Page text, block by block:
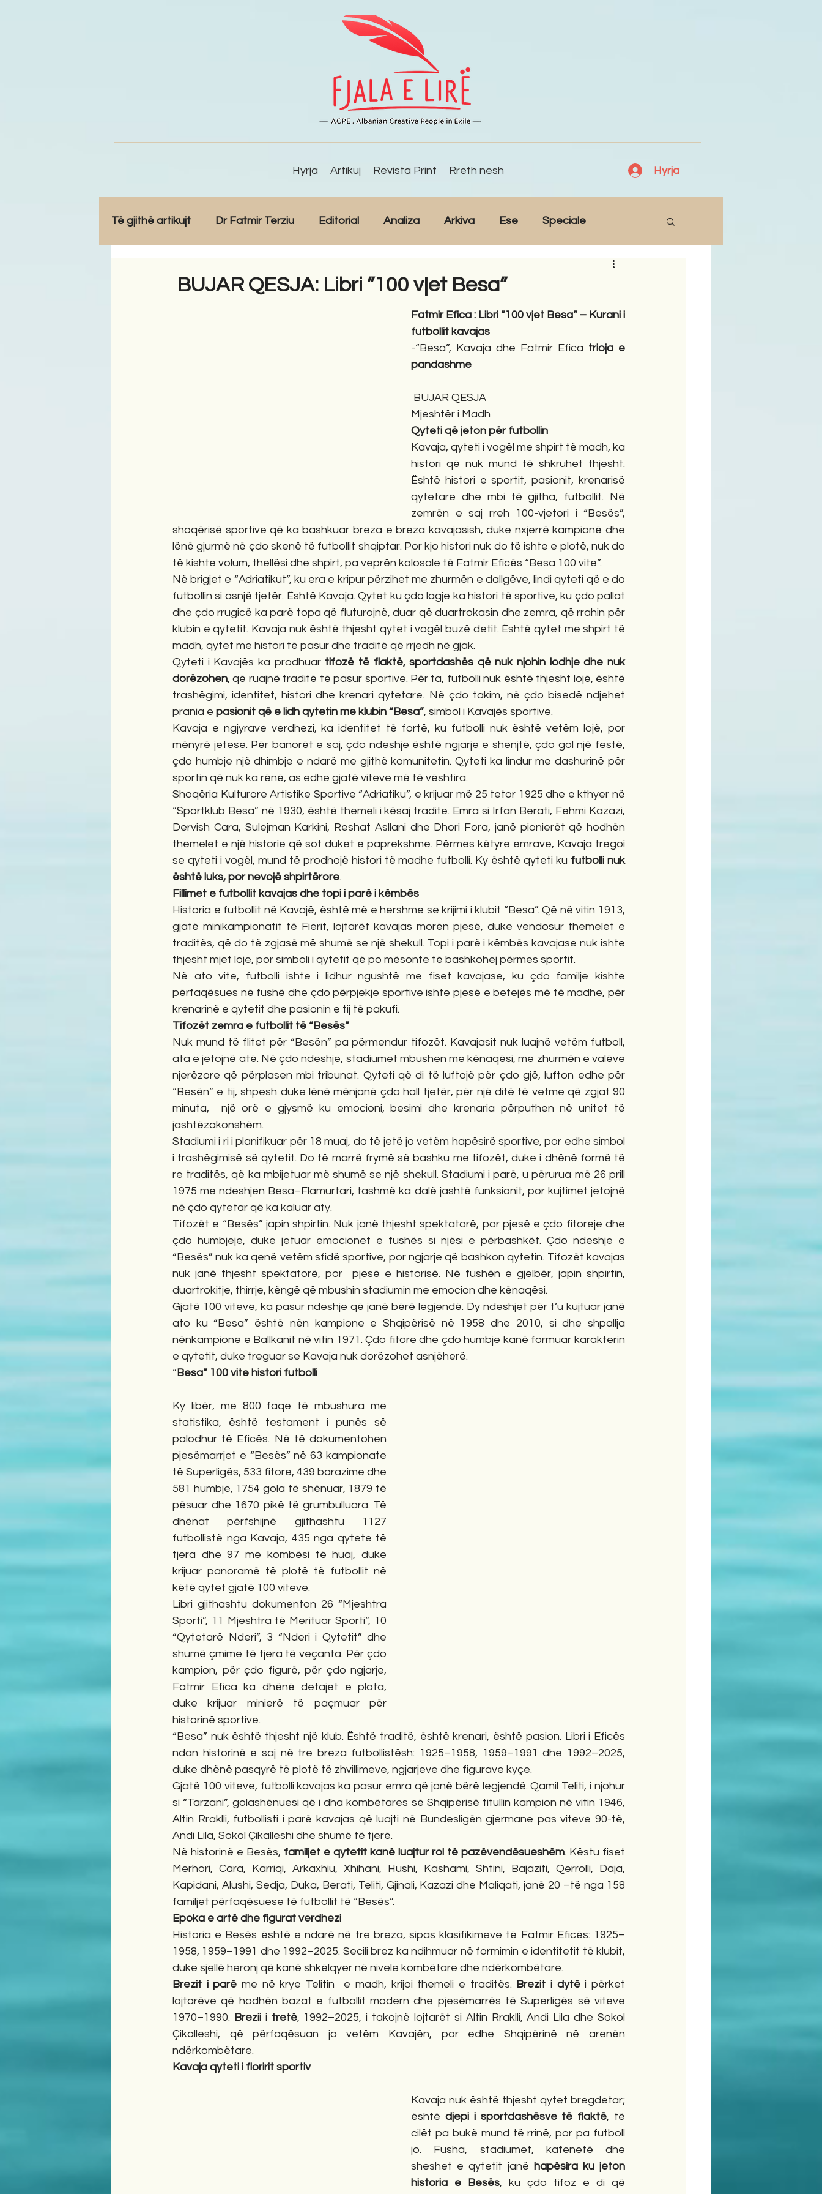
Hyrja Artikuj Revista Print Rreth nesh Hyrja
Të gjithë artikujt Dr Fatmir Terziu Editorial Analiza Arkiva Ese Speciale
Romane English Përkthime
BUJAR QESJA: Libri ”100 vjet Besa”
Fatmir Efica : Libri ”100 vjet Besa” – Kurani i
futbollit kavajas
-“Besa”, Kavaja dhe Fatmir Efica trioja e
pandashme
BUJAR QESJA
Mjeshtër i Madh
Qyteti që jeton për futbollin
Kavaja, qyteti i vogël me shpirt të madh, ka
histori që nuk mund të shkruhet thjesht.
Është histori e sportit, pasionit, krenarisë
qytetare dhe mbi të gjitha, futbollit. Në
zemrën e saj rreh 100-vjetori i “Besës”,
shoqërisë sportive që ka bashkuar breza e breza kavajasish, duke nxjerrë kampionë dhe
lënë gjurmë në çdo skenë të futbollit shqiptar. Por kjo histori nuk do të ishte e plotë, nuk do
të kishte volum, thellësi dhe shpirt, pa veprën kolosale të Fatmir Eficës “Besa 100 vite”.
Në brigjet e “Adriatikut”, ku era e kripur përzihet me zhurmën e dallgëve, lindi qyteti që e do
futbollin si asnjë tjetër. Është Kavaja. Qytet ku çdo lagje ka histori të sportive, ku çdo pallat
dhe çdo rrugicë ka parë topa që fluturojnë, duar që duartrokasin dhe zemra, që rrahin për
klubin e qytetit. Kavaja nuk është thjesht qytet i vogël buzë detit. Është qytet me shpirt të
madh, qytet me histori të pasur dhe traditë që rrjedh në gjak.
Qyteti i Kavajës ka prodhuar tifozë të flaktë, sportdashës që nuk njohin lodhje dhe nuk
dorëzohen, që ruajnë traditë të pasur sportive. Për ta, futbolli nuk është thjesht lojë, është
trashëgimi, identitet, histori dhe krenari qytetare. Në çdo takim, në çdo bisedë ndjehet
prania e pasionit që e lidh qytetin me klubin “Besa”, simbol i Kavajës sportive.
Kavaja e ngjyrave verdhezi, ka identitet të fortë, ku futbolli nuk është vetëm lojë, por
mënyrë jetese. Për banorët e saj, çdo ndeshje është ngjarje e shenjtë, çdo gol një festë,
çdo humbje një dhimbje e ndarë me gjithë komunitetin. Qyteti ka lindur me dashurinë për
sportin që nuk ka rënë, as edhe gjatë viteve më të vështira.
Shoqëria Kulturore Artistike Sportive “Adriatiku”, e krijuar më 25 tetor 1925 dhe e kthyer në
“Sportklub Besa” në 1930, është themeli i kësaj tradite. Emra si Irfan Berati, Fehmi Kazazi,
Dervish Cara, Sulejman Karkini, Reshat Asllani dhe Dhori Fora, janë pionierët që hodhën
themelet e një historie që sot duket e paprekshme. Përmes këtyre emrave, Kavaja tregoi
se qyteti i vogël, mund të prodhojë histori të madhe futbolli. Ky është qyteti ku futbolli nuk
është luks, por nevojë shpirtërore.
Fillimet e futbollit kavajas dhe topi i parë i këmbës
Historia e futbollit në Kavajë, është më e hershme se krijimi i klubit “Besa”. Që në vitin 1913,
gjatë minikampionatit të Fierit, lojtarët kavajas morën pjesë, duke vendosur themelet e
traditës, që do të zgjasë më shumë se një shekull. Topi i parë i këmbës kavajase nuk ishte
thjesht mjet loje, por simboli i qytetit që po mësonte të bashkohej përmes sportit.
Në ato vite, futbolli ishte i lidhur ngushtë me fiset kavajase, ku çdo familje kishte
përfaqësues në fushë dhe çdo përpjekje sportive ishte pjesë e betejës më të madhe, për
krenarinë e qytetit dhe pasionin e tij të pakufi.
Tifozët zemra e futbollit të “Besës”
Nuk mund të flitet për “Besën” pa përmendur tifozët. Kavajasit nuk luajnë vetëm futboll,
ata e jetojnë atë. Në çdo ndeshje, stadiumet mbushen me kënaqësi, me zhurmën e valëve
njerëzore që përplasen mbi tribunat. Qyteti që di të luftojë për çdo gjë, lufton edhe për
“Besën” e tij, shpesh duke lënë mënjanë çdo hall tjetër, për një ditë të vetme që zgjat 90
minuta,  një orë e gjysmë ku emocioni, besimi dhe krenaria përputhen në unitet të
jashtëzakonshëm.
Stadiumi i ri i planifikuar për 18 muaj, do të jetë jo vetëm hapësirë sportive, por edhe simbol
i trashëgimisë së qytetit. Do të marrë frymë së bashku me tifozët, duke i dhënë formë të
re traditës, që ka mbijetuar më shumë se një shekull. Stadiumi i parë, u përurua më 26 prill
1975 me ndeshjen Besa–Flamurtari, tashmë ka dalë jashtë funksionit, por kujtimet jetojnë
në çdo qytetar që ka kaluar aty.
Tifozët e “Besës” japin shpirtin. Nuk janë thjesht spektatorë, por pjesë e çdo fitoreje dhe
çdo humbjeje, duke jetuar emocionet e fushës si njësi e përbashkët. Çdo ndeshje e
“Besës” nuk ka qenë vetëm sfidë sportive, por ngjarje që bashkon qytetin. Tifozët kavajas
nuk janë thjesht spektatorë, por  pjesë e historisë. Në fushën e gjelbër, japin shpirtin,
duartrokitje, thirrje, këngë që mbushin stadiumin me emocion dhe kënaqësi.
Gjatë 100 viteve, ka pasur ndeshje që janë bërë legjendë. Dy ndeshjet për t’u kujtuar janë
ato ku “Besa” është nën kampione e Shqipërisë në 1958 dhe 2010, si dhe shpallja
nënkampione e Ballkanit në vitin 1971. Çdo fitore dhe çdo humbje kanë formuar karakterin
e qytetit, duke treguar se Kavaja nuk dorëzohet asnjëherë.
“Besa” 100 vite histori futbolli
Ky libër, me 800 faqe të mbushura me
statistika, është testament i punës së
palodhur të Eficës. Në të dokumentohen
pjesëmarrjet e “Besës” në 63 kampionate
të Superligës, 533 fitore, 439 barazime dhe
581 humbje, 1754 gola të shënuar, 1879 të
pësuar dhe 1670 pikë të grumbulluara. Të
dhënat përfshijnë gjithashtu 1127
futbollistë nga Kavaja, 435 nga qytete të
tjera dhe 97 me kombësi të huaj, duke
krijuar panoramë të plotë të futbollit në
këtë qytet gjatë 100 viteve.
Libri gjithashtu dokumenton 26 “Mjeshtra
Sporti”, 11 Mjeshtra të Merituar Sporti”, 10
“Qytetarë Nderi”, 3 “Nderi i Qytetit” dhe
shumë çmime të tjera të veçanta. Për çdo
kampion, për çdo figurë, për çdo ngjarje,
Fatmir Efica ka dhënë detajet e plota,
duke krijuar minierë të paçmuar për
historinë sportive.
“Besa” nuk është thjesht një klub. Është traditë, është krenari, është pasion. Libri i Eficës
ndan historinë e saj në tre breza futbollistësh: 1925–1958, 1959–1991 dhe 1992–2025,
duke dhënë pasqyrë të plotë të zhvillimeve, ngjarjeve dhe figurave kyçe.
Gjatë 100 viteve, futbolli kavajas ka pasur emra që janë bërë legjendë. Qamil Teliti, i njohur
si “Tarzani”, golashënuesi që i dha kombëtares së Shqipërisë titullin kampion në vitin 1946,
Altin Rraklli, futbollisti i parë kavajas që luajti në Bundesligën gjermane pas viteve 90-të,
Andi Lila, Sokol Çikalleshi dhe shumë të tjerë.
Në historinë e Besës, familjet e qytetit kanë luajtur rol të pazëvendësueshëm. Këstu fiset
Merhori, Cara, Karriqi, Arkaxhiu, Xhihani, Hushi, Kashami, Shtini, Bajaziti, Qerrolli, Daja,
Kapidani, Alushi, Sedja, Duka, Berati, Teliti, Gjinali, Kazazi dhe Maliqati, janë 20 –të nga 158
familjet përfaqësuese të futbollit të “Besës”.
Epoka e artë dhe figurat verdhezi
Historia e Besës është e ndarë në tre breza, sipas klasifikimeve të Fatmir Eficës: 1925–
1958, 1959–1991 dhe 1992–2025. Secili brez ka ndihmuar në formimin e identitetit të klubit,
duke sjellë heronj që kanë shkëlqyer në nivele kombëtare dhe ndërkombëtare.
Brezit i parë me në krye Telitin  e madh, krijoi themeli e traditës. Brezit i dytë i përket
lojtarëve që hodhën bazat e futbollit modern dhe pjesëmarrës të Superligës së viteve
1970–1990. Brezii i tretë, 1992–2025, i takojnë lojtarët si Altin Rraklli, Andi Lila dhe Sokol
Çikalleshi, që përfaqësuan jo vetëm Kavajën, por edhe Shqipërinë në arenën
ndërkombëtare.
Kavaja qyteti i floririt sportiv
Kavaja nuk është thjesht qytet bregdetar;
është djepi i sportdashësve të flaktë, të
cilët pa bukë mund të rrinë, por pa futboll
jo. Fusha, stadiumet, kafenetë dhe
sheshet e qytetit janë hapësira ku jeton
historia e Besës